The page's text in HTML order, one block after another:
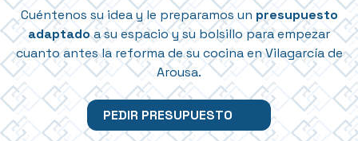
Cuéntenos su idea y le preparamos un presupuesto
adaptadoa su espacio y su bolsillo para empezar
cuanto antes la reforma de su cocina en Vilagarcía de
Arousa.
PEDIR PRESUPUESTO